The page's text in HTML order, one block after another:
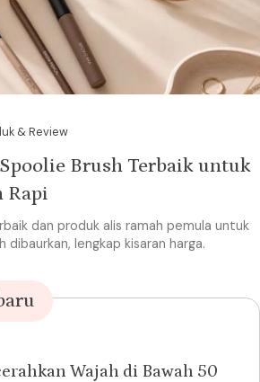
& Review
Brush Terbaik untuk
Rapi
dan produk alis ramah pemula untuk
dibaurkan, lengkap kisaran harga.
Wajah di Bawah 50